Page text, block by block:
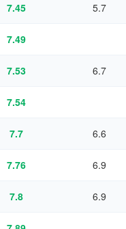
7.45 5.7
7.49
7.53 6.7
7.54
7.7 6.6
7.76 6.9
7.8 6.9